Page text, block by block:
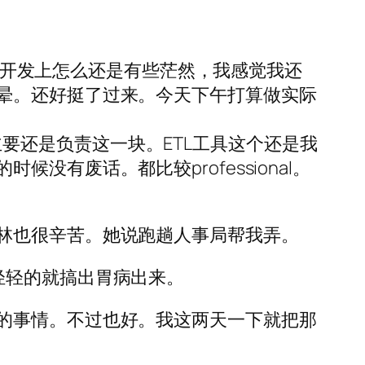
发上怎么还是有些茫然，我感觉我还
。还好挺了过来。今天下午打算做实际
还是负责这一块。ETL工具这个还是我
候没有废话。都比较professional。
很辛苦。她说跑趟人事局帮我弄。
的就搞出胃病出来。
事情。不过也好。我这两天一下就把那